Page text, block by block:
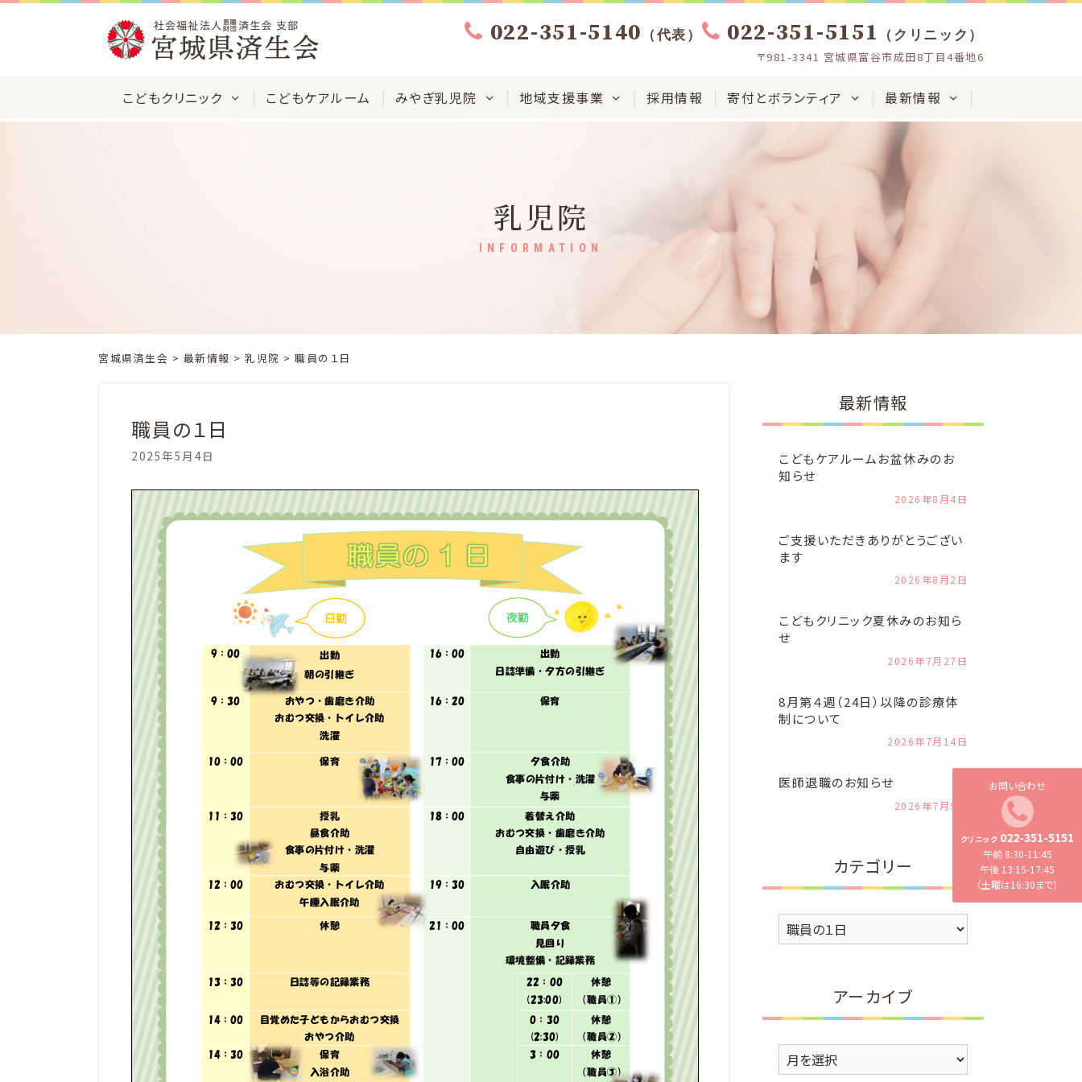
022-351-5151 （クリニック）
022-351-5140 （代表）
〒981-3341 宮城県富谷市成田8丁目4番地6
お問い合わせ
クリニック 022-351-5151
午前 8:30-11:45
午後 13:15-17:45
（土曜は16:30まで）
こどもクリニック こどもケアルーム みやぎ乳児院 地域支援事業 採用情報 寄付とボランティア 最新情報
乳児院
INFORMATION
宮城県済生会 > 最新情報 > 乳児院 > 職員の１日
職員の１日
2025年5月4日
最新情報
こどもケアルームお盆休みのお
知らせ
2026年8月4日
ご支援いただきありがとうござい
ます
2026年8月2日
こどもクリニック夏休みのお知ら
せ
2026年7月27日
8月第４週（24日）以降の診療体
制について
2026年7月14日
医師退職のお知らせ
2026年7月9日
カテゴリー
カ
テ
アーカイブ
ア
ー